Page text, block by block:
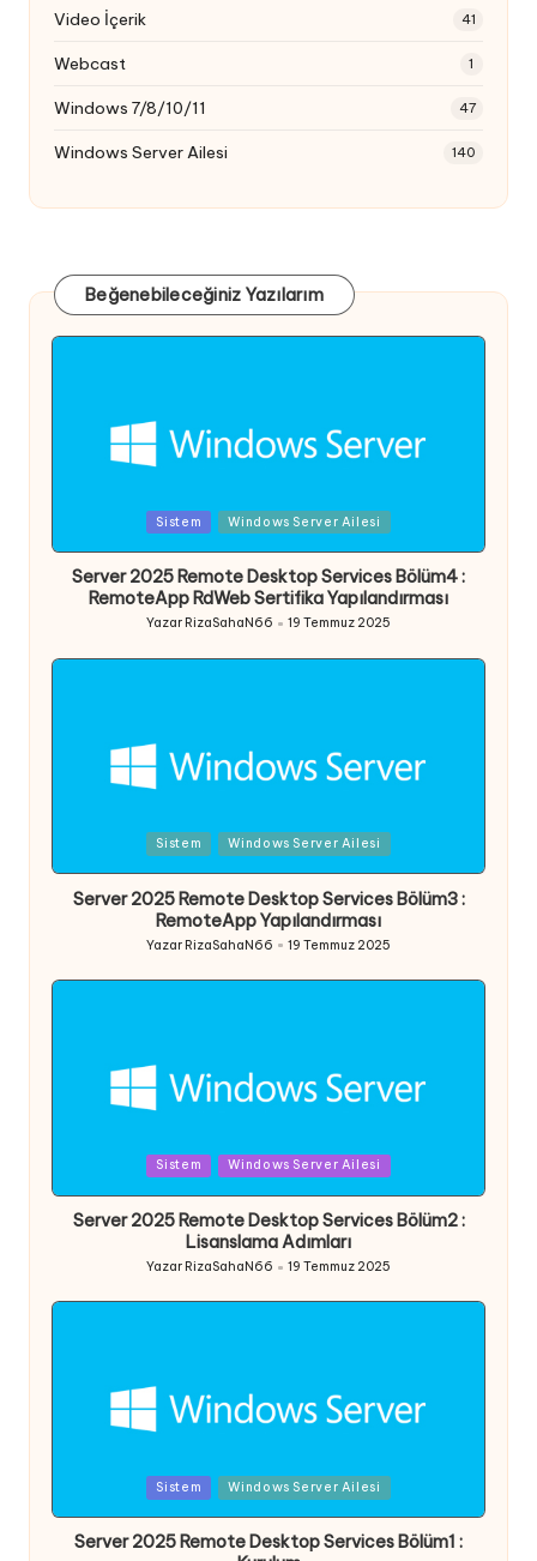
Video İçerik 41
Webcast 1
Windows 7/8/10/11 47
Windows Server Ailesi 140
Beğenebileceğiniz Yazılarım
Sistem Windows Server Ailesi
Server 2025 Remote Desktop Services Bölüm4 :
RemoteApp RdWeb Sertifika Yapılandırması
Yazar RizaSahaN66 19 Temmuz 2025
Sistem Windows Server Ailesi
Server 2025 Remote Desktop Services Bölüm3 :
RemoteApp Yapılandırması
Posted
by
Yazar RizaSahaN66 19 Temmuz 2025
Sistem Windows Server Ailesi
Server 2025 Remote Desktop Services Bölüm2 :
Lisanslama Adımları
Posted
by
Yazar RizaSahaN66 19 Temmuz 2025
Sistem Windows Server Ailesi
Server 2025 Remote Desktop Services Bölüm1 :